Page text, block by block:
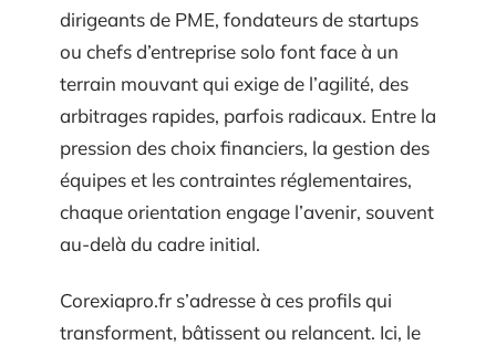
dirigeants de PME, fondateurs de startups
ou chefs d’entreprise solo font face à un
terrain mouvant qui exige de l’agilité, des
arbitrages rapides, parfois radicaux. Entre la
pression des choix financiers, la gestion des
équipes et les contraintes réglementaires,
chaque orientation engage l’avenir, souvent
au-delà du cadre initial.
Corexiapro.fr s’adresse à ces profils qui
transforment, bâtissent ou relancent. Ici, le